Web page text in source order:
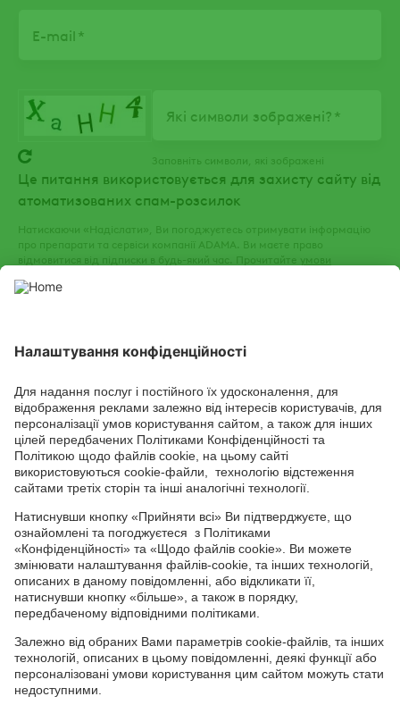
E-mail
Які символи зображені?
Заповніть символи, які зображені
Це питання використовується для захисту сайту від
атоматизованих спам-розсилок
Натискаючи «Надіслати», Ви погоджуєтесь отримувати інформацію
про препарати та сервіси компанії ADAMA. Ви маєте право
відмовитися від підписки в будь-який час. Прочитайте умови
СОЦІАЛЬНІ СЕРВІСИ
Youtube
Channel
FacebookTikTok
Головний офіс: 04050, м. Київ, вул. М. Пимоненка, 13, БЦ "Форум
Ділове Містечко", офіс 4А/41; тел.: +38 044 232 44 14; e-mail:
ukraine@adama.com
Використовуйте пестициди з обережністю. Завжди читайте
етикетку та інформацію про препарат перед використанням,
звертаючи особливу увагу на додаткові інструкції, піктограми
препарату. Інформація та рекомендації, які містяться у тарній
етикетці, ґрунтуються на наявному досвіді, а також на
результатах Державних реєстраційних випробувань. У випадку
будь-яких відхилень від оптимальних параметрів не можна